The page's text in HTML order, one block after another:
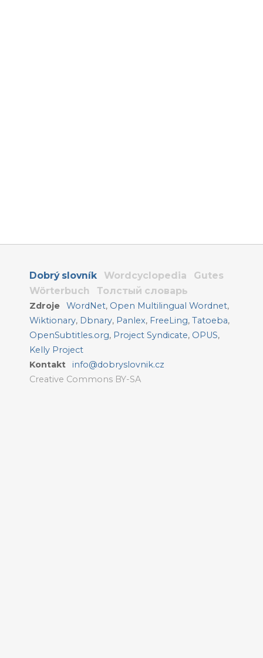
Dobrý slovník Wordcyclopedia
Gutes
Wörterbuch
Толстый словарь
Zdroje WordNet, Open Multilingual Wordnet,
Wiktionary, Dbnary, Panlex, FreeLing, Tatoeba,
OpenSubtitles.org, Project Syndicate, OPUS,
Kelly Project
Kontakt
info@dobryslovnik.cz
Creative Commons BY-SA